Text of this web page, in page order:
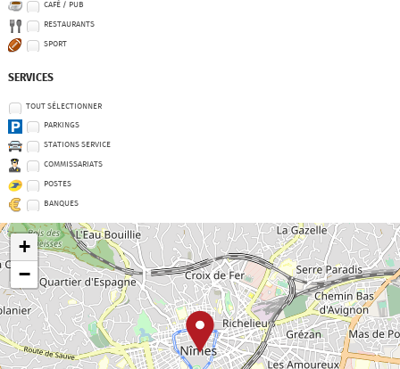
CAFÉ / PUB
RESTAURANTS
SPORT
SERVICES
TOUT SÉLECTIONNER
PARKINGS
STATIONS SERVICE
COMMISSARIATS
POSTES
BANQUES
+
−